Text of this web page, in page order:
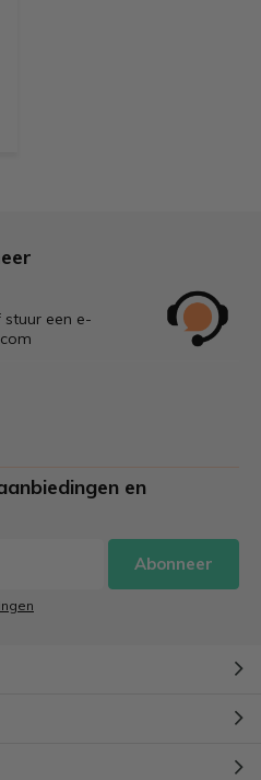
stuur een e-
en
Abonneer